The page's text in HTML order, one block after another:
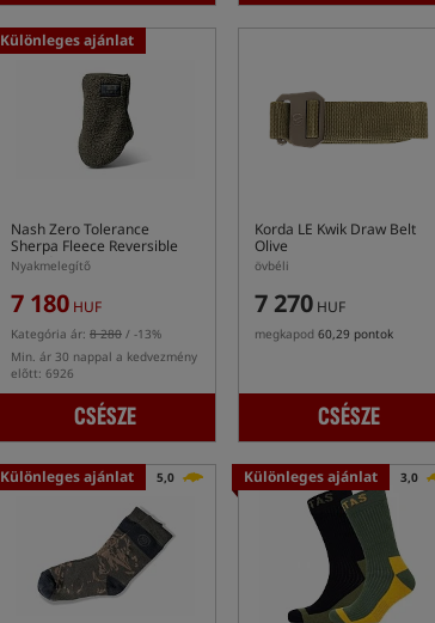
Különleges ajánlat
Nash Zero Tolerance
Sherpa Fleece Reversible
Snood
Nyakmelegítő
7 180 HUF
Kategória ár: 8 280 / -13%
Min. ár 30 nappal a kedvezmény
előtt: 6926
CSÉSZE
Korda LE Kwik Draw Belt
Olive
övbéli
7 270 HUF
megkapod 60,29 pontok
CSÉSZE
Különleges ajánlat 5,0 Különleges ajánlat 3,0